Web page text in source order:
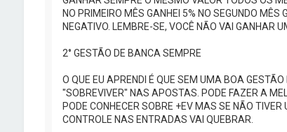
NO PRIMEIRO MÊS GANHEI 5% NO SEGUNDO MÊS
NEGATIVO. LEMBRE-SE, VOCÊ NÃO VAI GANHAR
2° GESTÃO DE BANCA SEMPRE
O QUE EU APRENDI É QUE SEM UMA BOA
"SOBREVIVER" NAS APOSTAS. PODE FAZER A
PODE CONHECER SOBRE +EV MAS SE NÃO
CONTROLE NAS ENTRADAS VAI QUEBRAR.